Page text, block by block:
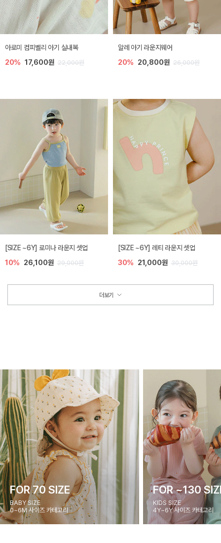
아로미 컴피벨리 아기 실내복
20% 17,600원 22,000원
알레 아기 라운지웨어
20% 20,800원 26,000원
[SIZE ~6Y] 로미나 라운지 셋업
10% 26,100원 29,000원
[SIZE ~6Y] 레티 라운지 셋업
30% 21,000원 30,000원
더보기
FOR 70 SIZE
BABY SIZE
0~6M 사이즈 카테고리
FOR ~130
KIDS SIZE
4Y~6Y 사이즈 카테고리